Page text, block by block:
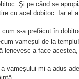
Şi pe când se
cu acel dobitoc. Iar el
s-a prefăcut în
spună sfântului, căruia
Dumnezeu pentru
dobitoace, de vreme
ochilor voştri celor
vameșul de la
lenevesc a face acestea,
vameșului mi-a adus